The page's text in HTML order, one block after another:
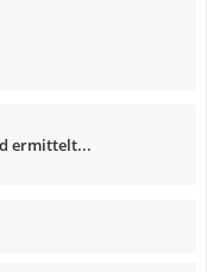
ermittelt...